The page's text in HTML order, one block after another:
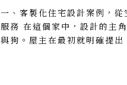
一、客製化住宅設計案例，
服務 在這個家中，設計的主
與狗。屋主在最初就明確提